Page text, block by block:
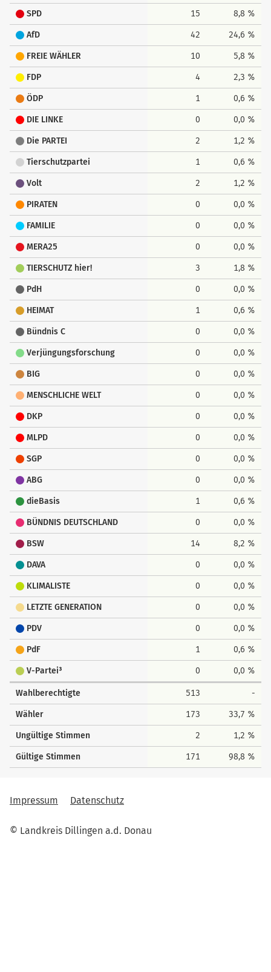
SPD 15 8,8 %
AfD 42 24,6 %
FREIE WÄHLER 10 5,8 %
FDP 4 2,3 %
ÖDP 1 0,6 %
DIE LINKE 0 0,0 %
Die PARTEI 2 1,2 %
Tierschutzpartei 1 0,6 %
Volt 2 1,2 %
PIRATEN 0 0,0 %
FAMILIE 0 0,0 %
MERA25 0 0,0 %
TIERSCHUTZ hier! 3 1,8 %
PdH 0 0,0 %
HEIMAT 1 0,6 %
Bündnis C 0 0,0 %
Verjüngungsforschung 0 0,0 %
BIG 0 0,0 %
MENSCHLICHE WELT 0 0,0 %
DKP 0 0,0 %
MLPD 0 0,0 %
SGP 0 0,0 %
ABG 0 0,0 %
dieBasis 1 0,6 %
BÜNDNIS DEUTSCHLAND 0 0,0 %
BSW 14 8,2 %
DAVA 0 0,0 %
KLIMALISTE 0 0,0 %
LETZTE GENERATION 0 0,0 %
PDV 0 0,0 %
PdF 1 0,6 %
V-Partei³ 0 0,0 %
Wahlberechtigte 513 -
Wähler 173 33,7 %
Ungültige Stimmen 2 1,2 %
Gültige Stimmen 171 98,8 %
Impressum Datenschutz
© Landkreis Dillingen a.d. Donau